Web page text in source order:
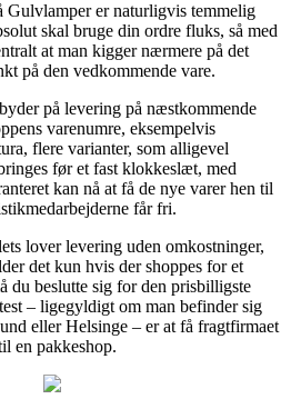
Gulvlamper er naturligvis temmelig
skal bruge din ordre fluks, så med
at man kigger nærmere på det
på den vedkommende vare.
på levering på næstkommende
varenumre, eksempelvis
flere varianter, som alligevel
før et fast klokkeslæt, med
kan nå at få de nye varer hen til
får fri.
lover levering uden omkostninger,
det kun hvis der shoppes for et
du beslutte sig for den prisbilligste
– ligegyldigt om man befinder sig
eller Helsinge – er at få fragtfirmaet
en pakkeshop.